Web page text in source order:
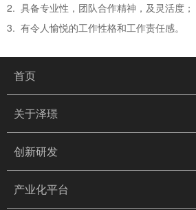
2. 具备专业性，团队合作精神，及灵活度；
3. 有令人愉悦的工作性格和工作责任感。
首页
关于泽璟
创新研发
产业化平台